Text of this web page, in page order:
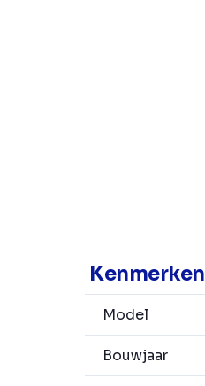
Kenmerken
Model
Bouwjaar